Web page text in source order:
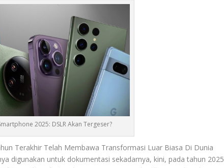
2025: DSLR Akan Tergeser?
Terakhir Telah Membawa Transformasi Luar Biasa Di Dunia
digunakan untuk dokumentasi sekadarnya, kini, pada tahun